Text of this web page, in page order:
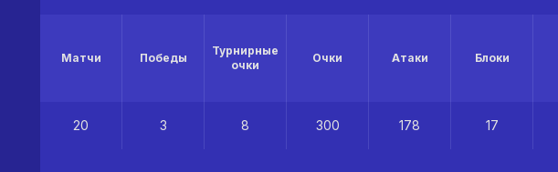
Матчи Победы
Турнирные
очки
Очки Атаки Блоки
20 3 8 300 178 17